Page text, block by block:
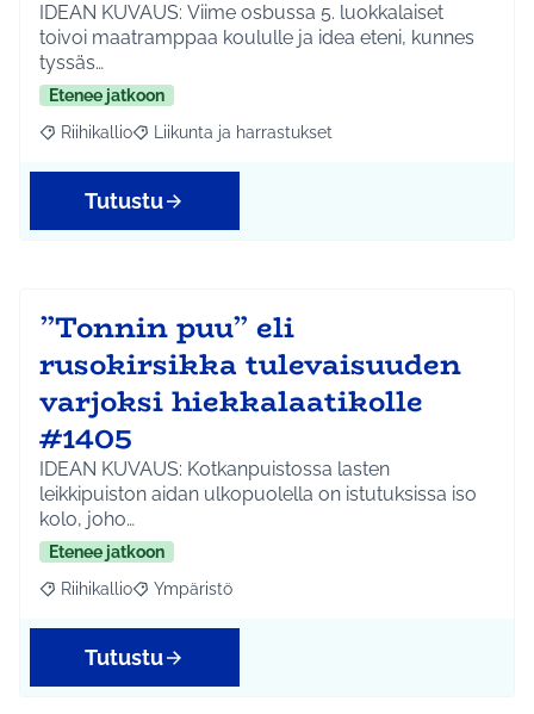
IDEAN KUVAUS: Viime osbussa 5. luokkalaiset
toivoi maatramppaa koululle ja idea eteni, kunnes
tyssäs…
Etenee jatkoon
Rajaa tulokset aihepiirin mukaan: Riihikallio
Riihikallio Rajaa tulokset teeman mukaan: Liikunta ja
Liikunta ja harrastukset
Tutustu
”Tonnin puu” eli
rusokirsikka tulevaisuuden
varjoksi hiekkalaatikolle
#1405
IDEAN KUVAUS: Kotkanpuistossa lasten
leikkipuiston aidan ulkopuolella on istutuksissa iso
kolo, joho…
Etenee jatkoon
Rajaa tulokset aihepiirin mukaan: Riihikallio
Riihikallio Rajaa tulokset teeman mukaan: Ympäristö
Ympäristö
Tutustu